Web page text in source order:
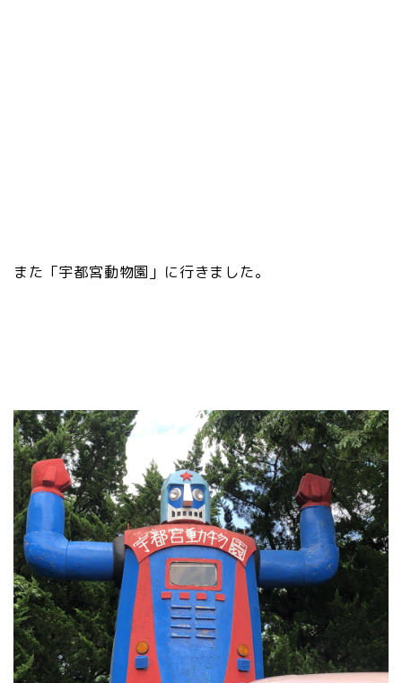
また「宇都宮動物園」に行きました。